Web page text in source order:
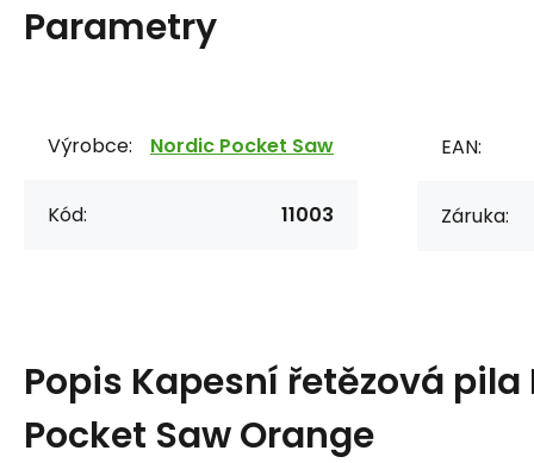
Parametry
Výrobce: Nordic Pocket Saw
Kód: 11003
EAN:
Záruka:
Popis Kapesní řetězová pila
Pocket Saw Orange